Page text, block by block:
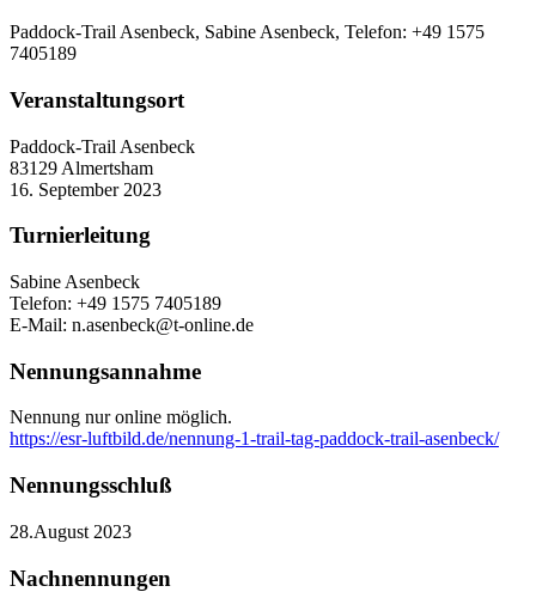
Paddock-Trail Asenbeck, Sabine Asenbeck, Telefon: +49 1575
7405189
Veranstaltungsort
Paddock-Trail Asenbeck
83129 Almertsham
16. September 2023
Turnierleitung
Sabine Asenbeck
Telefon: +49 1575 7405189
E-Mail: n.asenbeck@t-online.de
Nennungsannahme
Nennung nur online möglich.
https://esr-luftbild.de/nennung-1-trail-tag-paddock-trail-asenbeck/
Nennungsschluß
28.August 2023
Nachnennungen